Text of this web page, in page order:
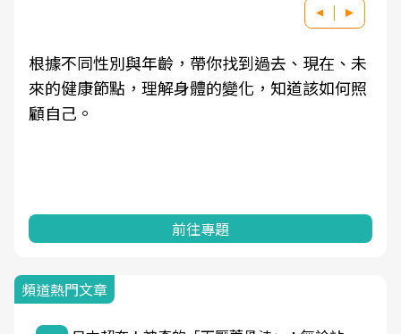
根據不同性別與年齡，帶你找到過去、現在、未
來的健康節點，理解身體的變化，知道該如何照
顧自己。
前往專題
頻道熱門文章